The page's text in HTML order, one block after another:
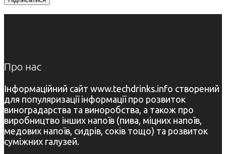
Про нас
Інформаційний сайт www.techdrinks.info створений
для популяризації інформації про розвиток
виноградарства та виноробства, а також про
виробництво інших напоїв (пива, міцних напоїв,
медових напоїв, сидрів, соків тощо) та розвиток
суміжних галузей.